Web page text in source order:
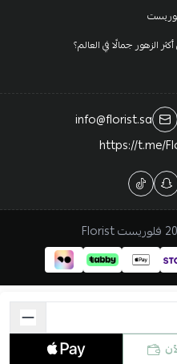
الزهور جمالًا في العالم؟
info@florist.sa
https://t.me/
فلوريست Florist